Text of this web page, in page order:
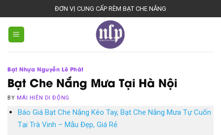
to
content
ĐƠN VỊ CUNG CẤP RÈM BẠT CHE NẮNG
Bạt Nhựa Nguyễn Lê Phát
Bạt Che Nắng Mưa Tại Hà Nội
BY MÁI HIÊN DI ĐỘNG
Báo Giá Bạt Che Nắng Kéo Tay, Bạt Che Nắng Mưa Tự Cuốn
Tại Trà Vinh – Mẫu Đẹp, Giá Rẻ